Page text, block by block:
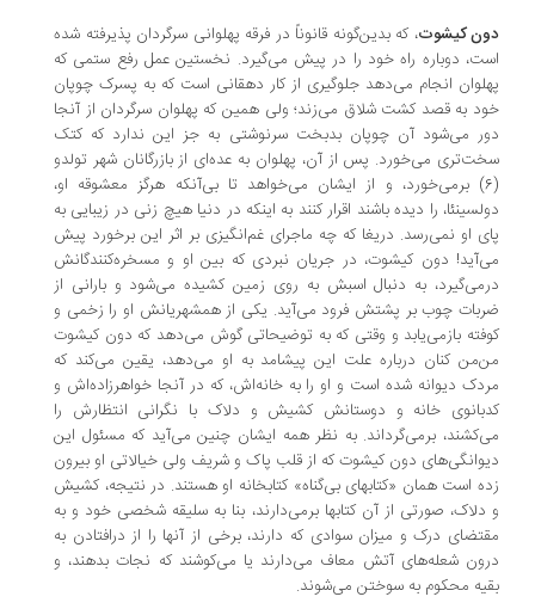
کیشوت، که بدین‌گونه قانوناً در فرقه پهلوانی سرگردان پذیرفته شده
دوباره راه خود را در پیش می‌گیرد. نخستین عمل رفع ستمی که
انجام می‌دهد جلوگیری از کار دهقانی است که به پسرک چوپان
به قصد کشت شلاق می‌زند؛ ولی همین که پهلوان سرگردان از آنجا
می‌شود آن چوپان بدبخت سرنوشتی به جز این ندارد که کتک
می‌خورد. پس از آن، پهلوان به عده‌ای از بازرگانان شهر تولدو
(6) برمی‌خورد، و از ایشان می‌خواهد تا بی‌آنکه هرگز معشوقه او،
را دیده باشند اقرار کنند به اینکه در دنیا هیچ زنی در زیبایی به
او نمی‌رسد. دریغا که چه ماجرای غم‌انگیزی بر اثر این برخورد پیش
دون کیشوت، در جریان نبردی که بین او و مسخره‌کنندگانش
به دنبال اسبش به روی زمین کشیده می‌شود و بارانی از
چوب بر پشتش فرود می‌آید. یکی از همشهریانش او را زخمی و
بازمی‌یابد و وقتی که به توضیحاتی گوش می‌دهد که دون کیشوت
کنان درباره علت این پیشامد به او می‌دهد، یقین می‌کند که
دیوانه شده است و او را به خانه‌اش، که در آنجا خواهرزاده‌اش و
خانه و دوستانش کشیش و دلاک با نگرانی انتظارش را
برمی‌گرداند. به نظر همه ایشان چنین می‌آید که مسئول این
دون کیشوت که از قلب پاک و شریف ولی خیالاتی او بیرون
است همان «کتابهای بی‌گناه» کتابخانه او هستند. در نتیجه، کشیش
صورتی از آن کتابها برمی‌دارند، بنا به سلیقه شخصی خود و به
درک و میزان سوادی که دارند، برخی از آنها را از درافتادن به
شعله‌های آتش معاف می‌دارند یا می‌کوشند که نجات بدهند، و
محکوم به سوختن می‌شوند.